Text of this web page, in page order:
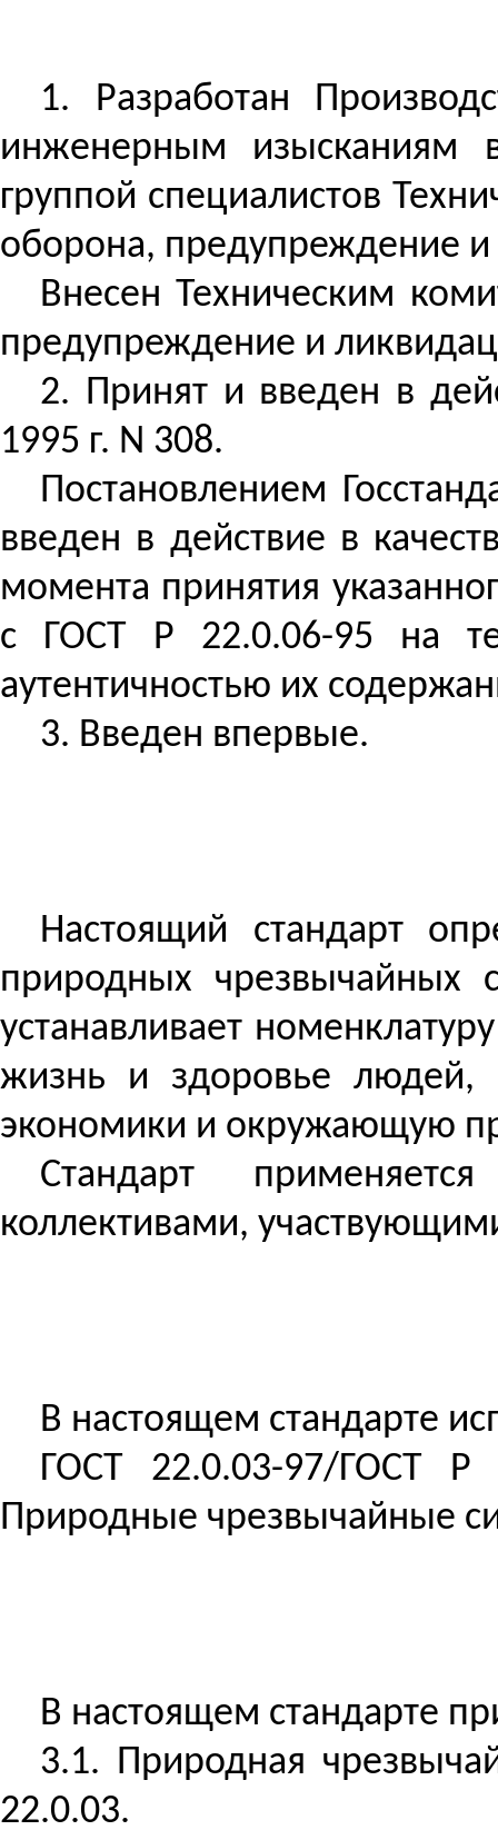
1. Разработан
инженерным изысканиям в
группой специалистов
оборона, предупреждение
Внесен Техническим
предупреждение и
2. Принят и введен в
1995 г. N 308.
Постановлением
введен в действие в
момента принятия
с ГОСТ Р 22.0.06-95 на
аутентичностью их
3. Введен впервые.
Настоящий стандарт
природных чрезвычайных
устанавливает
жизнь и здоровье людей,
экономики и окружающую
Стандарт
коллективами,
В настоящем стандарте
ГОСТ 22.0.03-97/ГОСТ Р
Природные чрезвычайные
В настоящем стандарте
3.1. Природная
22.0.03.